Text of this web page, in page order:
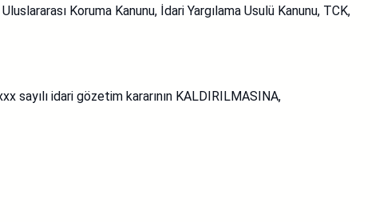
Koruma Kanunu, İdari Yargılama Usulü Kanunu, TCK,
sayılı idari gözetim kararının KALDIRILMASINA,